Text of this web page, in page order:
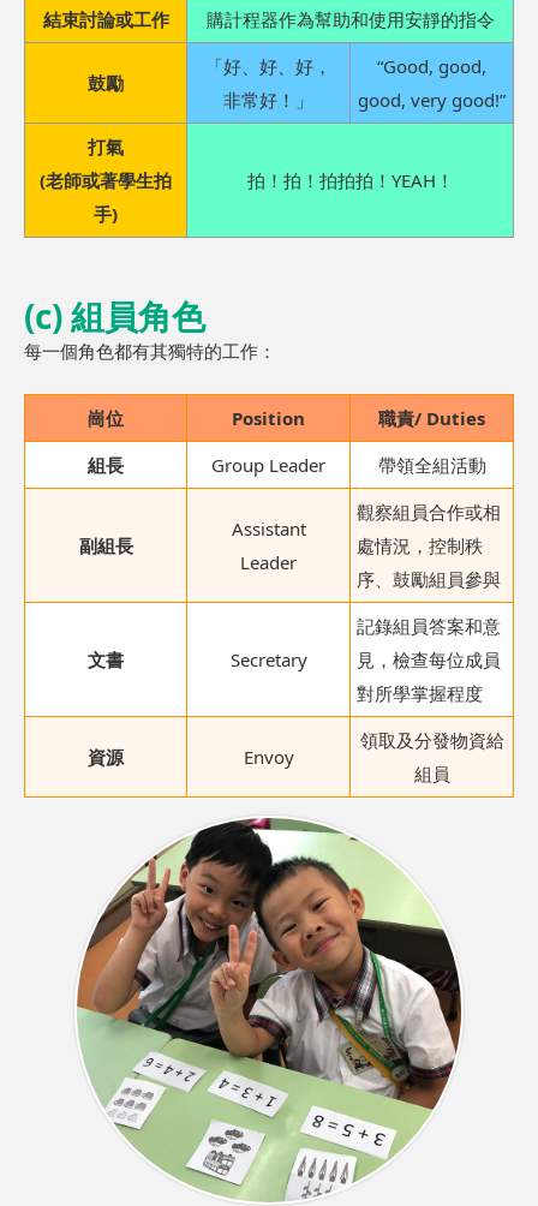
結束討論或工作 購計程器作為幫助和使用安靜的指令
鼓勵
「好、好、好，
非常好！」
“Good, good,
good, very good!”
打氣
(老師或著學生拍
手)
拍！拍！拍拍拍！YEAH！
(c) 組員角色
每一個角色都有其獨特的工作：
崗位 Position
職責/ Duties
組長
Group Leader 帶領全組活動
副組長
Assistant
Leader
觀察組員合作或相
處情況，控制秩
序、鼓勵組員參與
文書 Secretary
記錄組員答案和意
見，檢查每位成員
對所學掌握程度
資源 Envoy
領取及分發物資給
組員